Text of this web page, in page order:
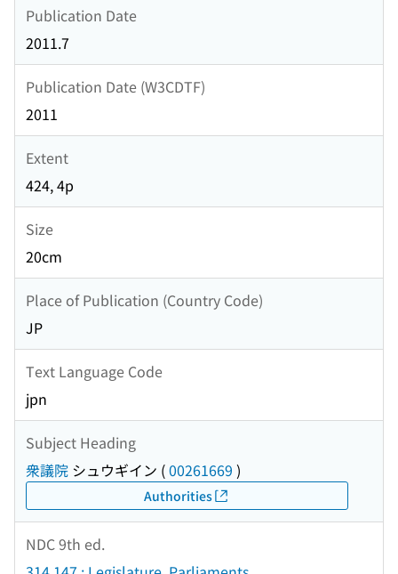
Publication Date
2011.7
Publication Date (W3CDTF)
2011
Extent
424, 4p
Size
20cm
Place of Publication (Country Code)
JP
Text Language Code
jpn
Subject Heading
衆議院 シュウギイン (00261669 )
Authorities
NDC 9th ed.